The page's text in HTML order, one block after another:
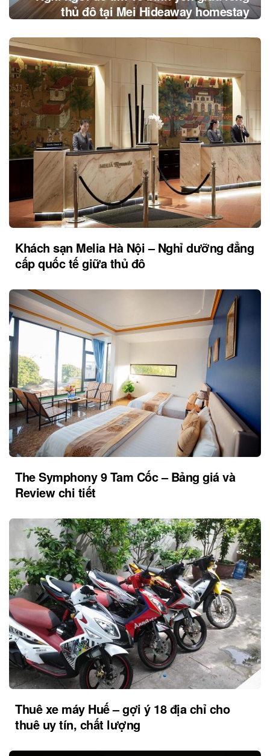
thủ đô tại Mei Hideaway homestay
Khách sạn Melia Hà Nội – Nghỉ dưỡng đẳng
cấp quốc tế giữa thủ đô
The Symphony 9 Tam Cốc – Bảng giá và
Review chi tiết
Thuê xe máy Huế – gợi ý 18 địa chỉ cho
thuê uy tín, chất lượng